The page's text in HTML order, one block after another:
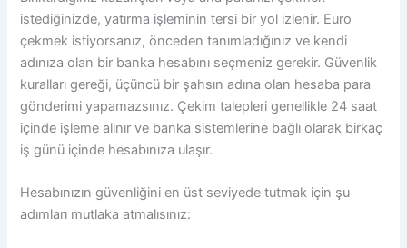
istediğinizde, yatırma işleminin tersi bir yol izlenir. Euro
çekmek istiyorsanız, önceden tanımladığınız ve kendi
adınıza olan bir banka hesabını seçmeniz gerekir. Güvenlik
kuralları gereği, üçüncü bir şahsın adına olan hesaba para
gönderimi yapamazsınız. Çekim talepleri genellikle 24 saat
içinde işleme alınır ve banka sistemlerine bağlı olarak birkaç
iş günü içinde hesabınıza ulaşır.
Hesabınızın güvenliğini en üst seviyede tutmak için şu
adımları mutlaka atmalısınız: